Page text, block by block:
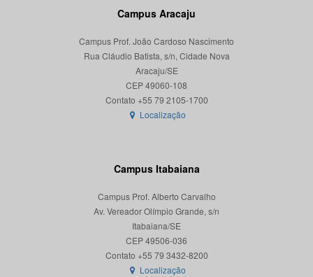
Campus Aracaju
Campus Prof. João Cardoso Nascimento
Rua Cláudio Batista, s/n, Cidade Nova
Aracaju/SE
CEP 49060-108
Localização
Campus Itabaiana
Campus Prof. Alberto Carvalho
Av. Vereador Olímpio Grande, s/n
Itabaiana/SE
CEP 49506-036
Localização